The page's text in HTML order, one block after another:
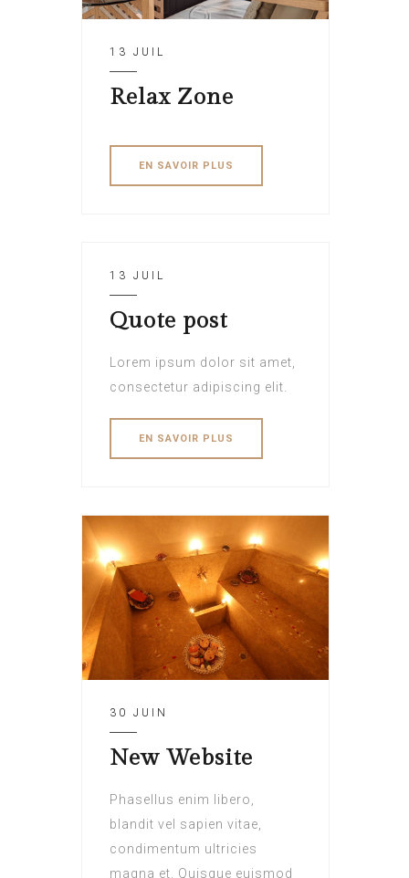
13 JUIL
Relax Zone
EN SAVOIR PLUS
13 JUIL
Quote post
Lorem ipsum dolor sit amet,
consectetur adipiscing elit.
EN SAVOIR PLUS
30 JUIN
New Website
Phasellus enim libero,
blandit vel sapien vitae,
condimentum ultricies
magna et. Quisque euismod